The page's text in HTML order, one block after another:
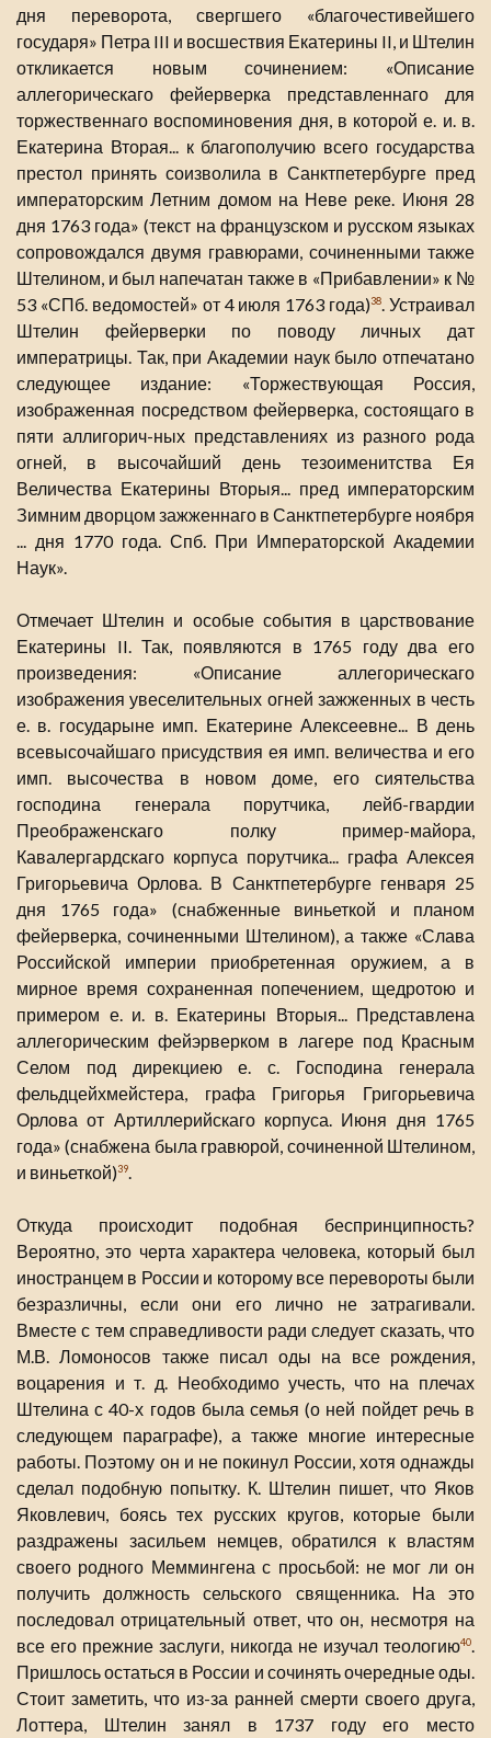
дня переворота, свергшего «благочестивейшего
государя» Петра III и восшествия Екатерины II, и Штелин
откликается новым сочинением: «Описание
аллегорическаго фейерверка представленнаго для
торжественнаго воспоминовения дня, в которой е. и. в.
Екатерина Вторая... к благополучию всего государства
престол принять соизволила в Санктпетербурге пред
императорским Летним домом на Неве реке. Июня 28
дня 1763 года» (текст на французском и русском языках
сопровождался двумя гравюрами, сочиненными также
Штелином, и был напечатан также в «Прибавлении» к №
53 «СПб. ведомостей» от 4 июля 1763 года)38. Устраивал
Штелин фейерверки по поводу личных дат
императрицы. Так, при Академии наук было отпечатано
следующее издание: «Торжествующая Россия,
изображенная посредством фейерверка, состоящаго в
пяти аллигорич-ных представлениях из разного рода
огней, в высочайший день тезоименитства Ея
Величества Екатерины Вторыя... пред императорским
Зимним дворцом зажженнаго в Санктпетербурге ноября
... дня 1770 года. Спб. При Императорской Академии
Наук».
Отмечает Штелин и особые события в царствование
Екатерины II. Так, появляются в 1765 году два его
произведения: «Описание аллегорическаго
изображения увеселительных огней зажженных в честь
е. в. государыне имп. Екатерине Алексеевне... В день
всевысочайшаго присудствия ея имп. величества и его
имп. высочества в новом доме, его сиятельства
господина генерала порутчика, лейб-гвардии
Преображенскаго полку пример-майора,
Кавалергардскаго корпуса порутчика... графа Алексея
Григорьевича Орлова. В Санктпетербурге генваря 25
дня 1765 года» (снабженные виньеткой и планом
фейерверка, сочиненными Штелином), а также «Слава
Российской империи приобретенная оружием, а в
мирное время сохраненная попечением, щедротою и
примером е. и. в. Екатерины Вторыя... Представлена
аллегорическим фейэрверком в лагере под Красным
Селом под дирекциею е. с. Господина генерала
фельдцейхмейстера, графа Григорья Григорьевича
Орлова от Артиллерийскаго корпуса. Июня дня 1765
года» (снабжена была гравюрой, сочиненной Штелином,
и виньеткой)39.
Откуда происходит подобная беспринципность?
Вероятно, это черта характера человека, который был
иностранцем в России и которому все перевороты были
безразличны, если они его лично не затрагивали.
Вместе с тем справедливости ради следует сказать, что
М.В. Ломоносов также писал оды на все рождения,
воцарения и т. д. Необходимо учесть, что на плечах
Штелина с 40-х годов была семья (о ней пойдет речь в
следующем параграфе), а также многие интересные
работы. Поэтому он и не покинул России, хотя однажды
сделал подобную попытку. К. Штелин пишет, что Яков
Яковлевич, боясь тех русских кругов, которые были
раздражены засильем немцев, обратился к властям
своего родного Меммингена с просьбой: не мог ли он
получить должность сельского священника. На это
последовал отрицательный ответ, что он, несмотря на
все его прежние заслуги, никогда не изучал теологию40.
Пришлось остаться в России и сочинять очередные оды.
Стоит заметить, что из-за ранней смерти своего друга,
Лоттера, Штелин занял в 1737 году его место